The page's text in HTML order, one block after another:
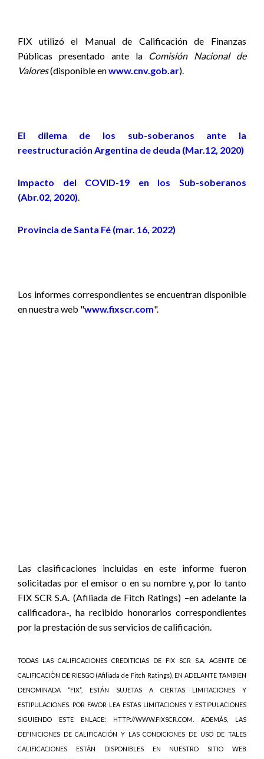
FIX utilizó el Manual de Calificación de Finanzas
Públicas presentado ante la Comisión Nacional de
Valores(disponible enwww.cnv.gob.ar).
El dilema de los sub-soberanos ante la
reestructuración Argentina de deuda (Mar.12, 2020)
Impacto del COVID-19 en los Sub-soberanos
(Abr.02, 2020).
Provincia de Santa Fé (mar. 16, 2022)
Los informes correspondientes se encuentran disponible
en nuestra web "www.fixscr.com".
Las clasificaciones incluidas en este informe fueron
solicitadas por el emisor o en su nombre y, por lo tanto
FIX SCR S.A. (Afiliada de Fitch Ratings) –en adelante la
calificadora-, ha recibido honorarios correspondientes
por la prestación de sus servicios de calificación.
TODAS LAS CALIFICACIONES CREDITICIAS DE FIX SCR S.A. AGENTE DE
CALIFICACIÒN DE RIESGO (Afiliada de Fitch Ratings), EN ADELANTE TAMBIEN
DENOMINADA “FIX”, ESTÁN SUJETAS A CIERTAS LIMITACIONES Y
ESTIPULACIONES. POR FAVOR LEA ESTAS LIMITACIONES Y ESTIPULACIONES
SIGUIENDO ESTE ENLACE: HTTP://WWW.FIXSCR.COM. ADEMÁS, LAS
DEFINICIONES DE CALIFICACIÓN Y LAS CONDICIONES DE USO DE TALES
CALIFICACIONES ESTÁN DISPONIBLES EN NUESTRO SITIO WEB